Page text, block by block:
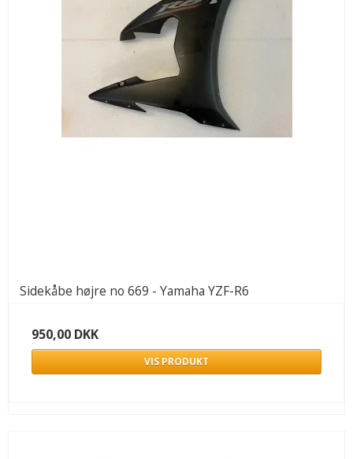
Sidekåbe højre no 669 - Yamaha YZF-R6
950,00 DKK
VIS PRODUKT